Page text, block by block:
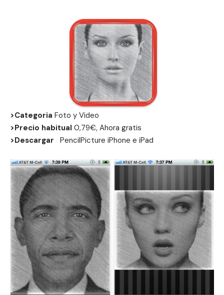
>Categoria Foto y Video
>Precio habitual 0,79€, Ahora gratis
>Descargar
PencilPicture iPhone e iPad